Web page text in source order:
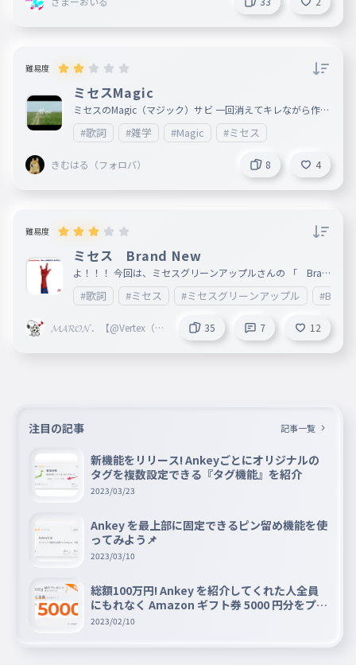
難易度
ミセスMagic
ミセスのMagic（マジック）サビ 一回消えてキレながら作っ
たのでいいねお願いします
#歌詞 #雑学 #Magic #ミセス
きむはる（フォロバ） 8 4
難易度
ミセス Brand New
よ！！！ 今回は、ミセスグリーンアップルさんの 「 Bran
dNew 」 でございますぅ。 この楽曲は、 映画『スパイダ
ーマン：ブランド・ニュー・デイ』（2026年7月31日公開
）の日本版主題歌 となっておりますぅ。 マーベル・スタジ
オ社長のケヴィン・ファイギや映画の制作陣、監督らと 直
接会話を重ねて制作されたそう。 大切な人を守るために孤
独な世界で戦うピーター・パーカー（スパイダーマン）の心
情に寄り添った、 切なくも爽快でアップビートな楽曲に仕
#歌詞 #ミセス #ミセスグリーンアップル
𝓜𝓐𝓡𝓞𝓝．【@Vertex（to
35 7 12
注目の記事 記事一覧
新機能をリリース! Ankeyごとにオリジナルの
タグを複数設定できる『タグ機能』を紹介
2023/03/23
Ankey を最上部に固定できるピン留め機能を使
ってみよう📌
2023/03/10
総額100万円! Ankey を紹介してくれた人全員
にもれなく Amazon ギフト券 5000 円分をプレ
ゼントキャンペーン!!
2023/02/10